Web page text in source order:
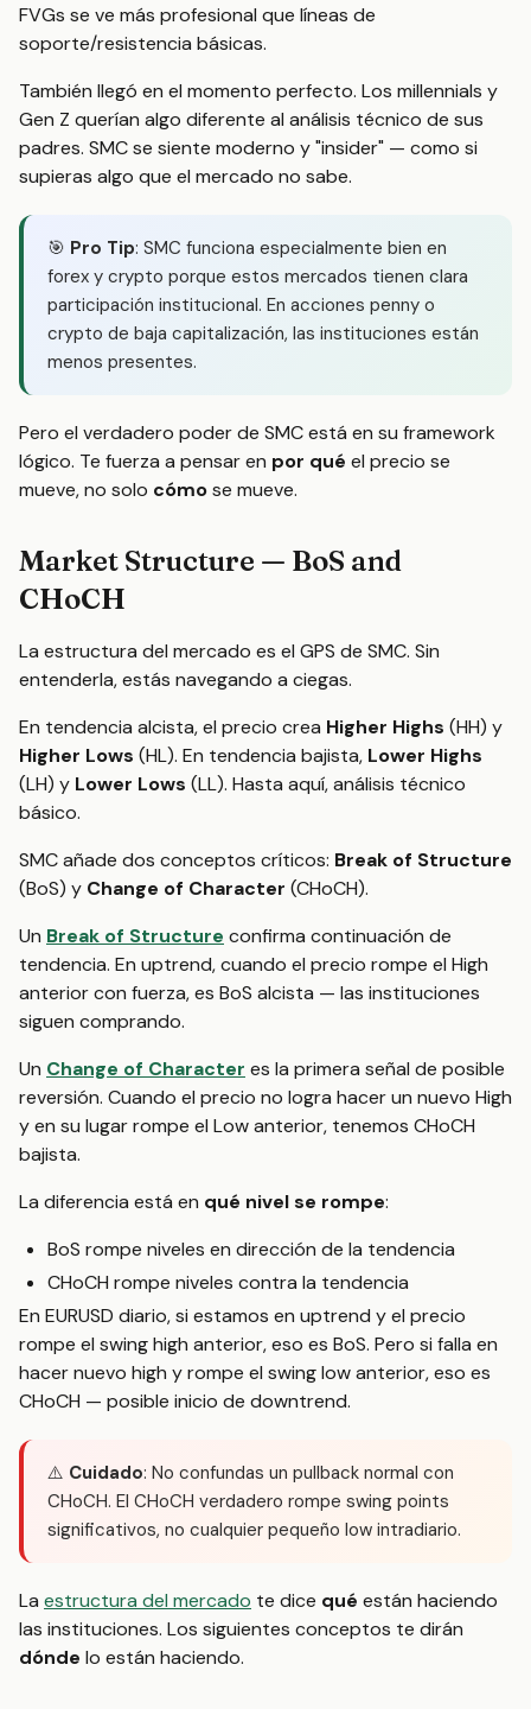
FVGs se ve más profesional que líneas de
soporte/resistencia básicas.
También llegó en el momento perfecto. Los millennials y
Gen Z querían algo diferente al análisis técnico de sus
padres. SMC se siente moderno y "insider" — como si
supieras algo que el mercado no sabe.
🎯 Pro Tip: SMC funciona especialmente bien en
forex y crypto porque estos mercados tienen clara
participación institucional. En acciones penny o
crypto de baja capitalización, las instituciones están
menos presentes.
Pero el verdadero poder de SMC está en su framework
lógico. Te fuerza a pensar en por qué el precio se
mueve, no solo cómose mueve.
Market Structure — BoS and
CHoCH
La estructura del mercado es el GPS de SMC. Sin
entenderla, estás navegando a ciegas.
En tendencia alcista, el precio crea Higher Highs (HH) y
Higher Lows (HL). En tendencia bajista, Lower Highs
(LH) y Lower Lows (LL). Hasta aquí, análisis técnico
básico.
SMC añade dos conceptos críticos: Break of Structure
(BoS) y Change of Character (CHoCH).
Un Break of Structure confirma continuación de
tendencia. En uptrend, cuando el precio rompe el High
anterior con fuerza, es BoS alcista — las instituciones
siguen comprando.
Un Change of Character es la primera señal de posible
reversión. Cuando el precio no logra hacer un nuevo High
y en su lugar rompe el Low anterior, tenemos CHoCH
bajista.
La diferencia está en qué nivel se rompe:
BoS rompe niveles en dirección de la tendencia
CHoCH rompe niveles contra la tendencia
En EURUSD diario, si estamos en uptrend y el precio
rompe el swing high anterior, eso es BoS. Pero si falla en
hacer nuevo high y rompe el swing low anterior, eso es
CHoCH — posible inicio de downtrend.
⚠️ Cuidado: No confundas un pullback normal con
CHoCH. El CHoCH verdadero rompe swing points
significativos, no cualquier pequeño low intradiario.
La estructura del mercado te dice qué están haciendo
las instituciones. Los siguientes conceptos te dirán
dónde lo están haciendo.